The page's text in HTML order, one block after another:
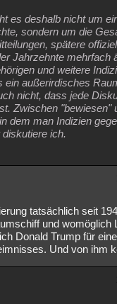
es deshalb nicht um
sondern um die
spätere
Jahrzehnte mehrfach
und weitere
ein außerirdisches
nicht, dass jede
Zwischen "bewiesen"
dem man Indizien
ich.
tatsächlich seit
und womöglich
Donald Trump für
Und von ihm